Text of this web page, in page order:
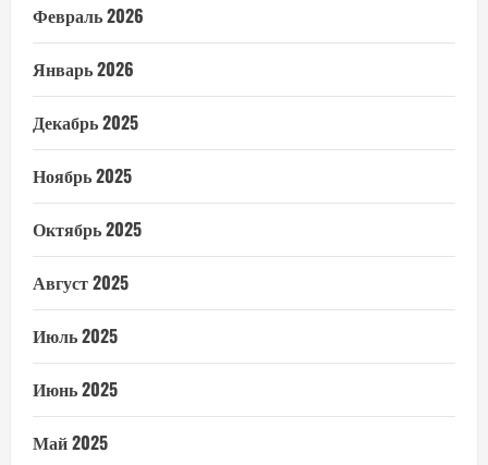
Февраль 2026
Январь 2026
Декабрь 2025
Ноябрь 2025
Октябрь 2025
Август 2025
Июль 2025
Июнь 2025
Май 2025